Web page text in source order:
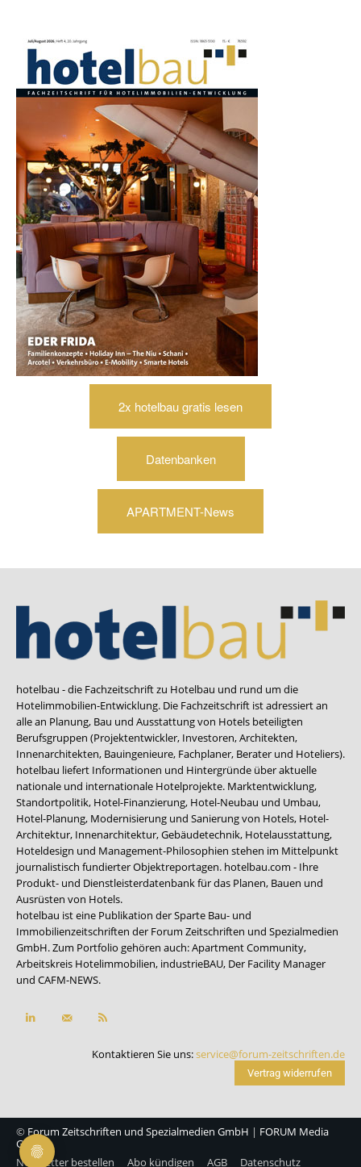
2x hotelbau gratis lesen
Datenbanken
APARTMENT-News
hotelbau - die Fachzeitschrift zu Hotelbau und rund um die
Hotelimmobilien-Entwicklung. Die Fachzeitschrift ist adressiert an
alle an Planung, Bau und Ausstattung von Hotels beteiligten
Berufsgruppen (Projektentwickler, Investoren, Architekten,
Innenarchitekten, Bauingenieure, Fachplaner, Berater und Hoteliers).
hotelbau liefert Informationen und Hintergründe über aktuelle
nationale und internationale Hotelprojekte. Marktentwicklung,
Standortpolitik, Hotel-Finanzierung, Hotel-Neubau und Umbau,
Hotel-Planung, Modernisierung und Sanierung von Hotels, Hotel-
Architektur, Innenarchitektur, Gebäudetechnik, Hotelausstattung,
Hoteldesign und Management-Philosophien stehen im Mittelpunkt
journalistisch fundierter Objektreportagen. hotelbau.com - Ihre
Produkt- und Dienstleisterdatenbank für das Planen, Bauen und
Ausrüsten von Hotels.
hotelbau ist eine Publikation der Sparte Bau- und
Immobilienzeitschriften der Forum Zeitschriften und Spezialmedien
GmbH. Zum Portfolio gehören auch:Apartment Community,
Arbeitskreis Hotelimmobilien, industrieBAU, Der Facility Manager
und CAFM-NEWS.
Kontaktieren Sie uns:service@forum-zeitschriften.de
Vertrag widerrufen
© Forum Zeitschriften und Spezialmedien GmbH | FORUM Media
Group
Newsletter bestellen
Abo kündigen AGB Datenschutz